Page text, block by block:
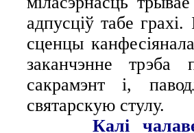
адпусціў табе грахі.
сценцы
заканчэнне трэба
сакрамэнт і,
святарскую стулу.
Калі